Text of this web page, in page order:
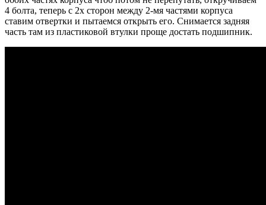
4 болта, теперь с 2х сторон между 2-мя частями корпуса
ставим отвертки и пытаемся открыть его. Снимается задняя
часть там из пластиковой втулки проще достать подшипник.